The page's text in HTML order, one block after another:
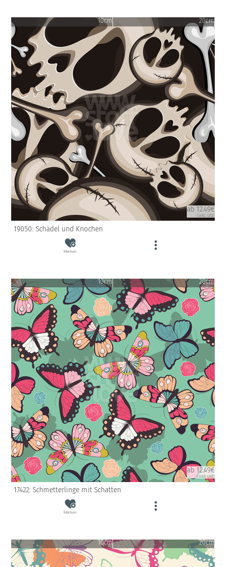
10cm 20cm
ab 12.49€
(inkl. USt)
19050: Schädel und Knochen
Merken
10cm 20cm
ab 12.49€
(inkl. USt)
17422: Schmetterlinge mit Schatten
Merken
10cm 20cm